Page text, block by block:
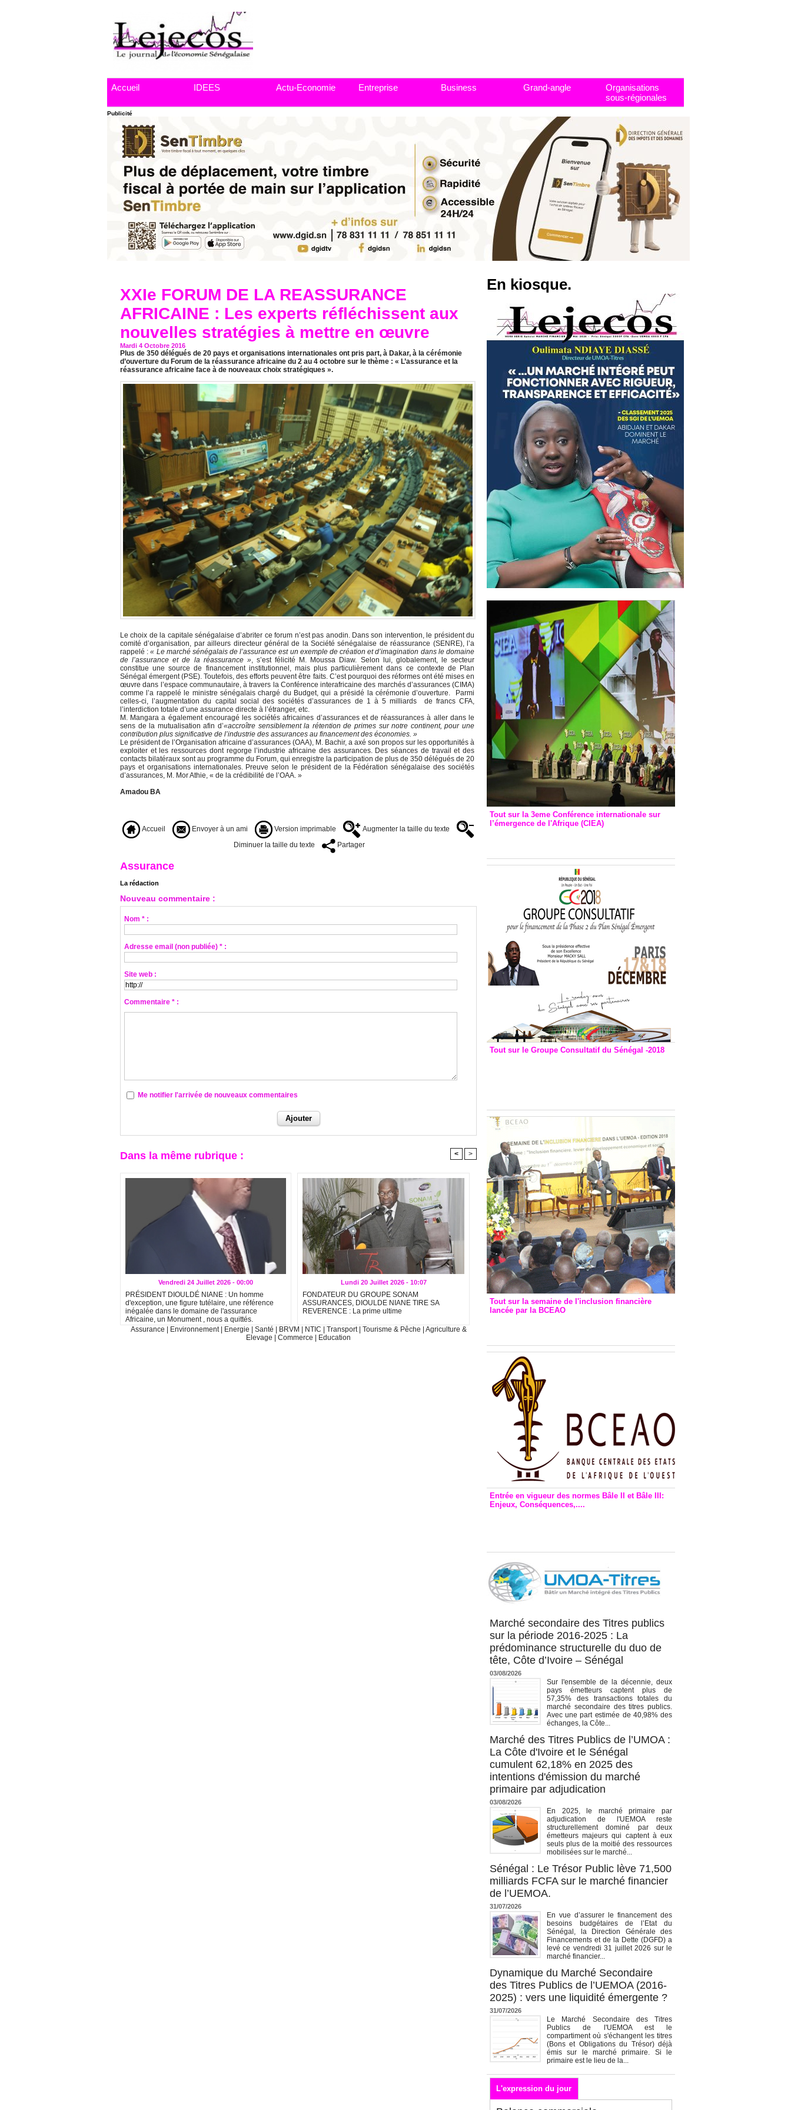
Accueil IDEES Actu-Economie Entreprise Business Grand-angle
Organisations
sous-régionales
Publicité
XXIe FORUM DE LA REASSURANCE
AFRICAINE : Les experts réfléchissent aux
nouvelles stratégies à mettre en œuvre
Mardi 4 Octobre 2016
Plus de 350 délégués de 20 pays et organisations internationales ont pris part, à Dakar, à la cérémonie
d’ouverture du Forum de la réassurance africaine du 2 au 4 octobre sur le thème : « L’assurance et la
réassurance africaine face à de nouveaux choix stratégiques ».
Le choix de la capitale sénégalaise d’abriter ce forum n’est pas anodin. Dans son intervention, le président du
comité d’organisation, par ailleurs directeur général de la Société sénégalaise de réassurance (SENRE), l’a
rappelé :« Le marché sénégalais de l’assurance est un exemple de création et d’imagination dans le domaine
de l’assurance et de la réassurance », s’est félicité M. Moussa Diaw. Selon lui, globalement, le secteur
constitue une source de financement institutionnel, mais plus particulièrement dans ce contexte de Plan
Sénégal émergent (PSE). Toutefois, des efforts peuvent être faits. C’est pourquoi des réformes ont été mises en
œuvre dans l’espace communautaire, à travers la Conférence interafricaine des marchés d’assurances (CIMA)
comme l’a rappelé le ministre sénégalais chargé du Budget, qui a présidé la cérémonie d’ouverture. Parmi
celles-ci, l’augmentation du capital social des sociétés d’assurances de 1 à 5 milliards de francs CFA,
l’interdiction totale d’une assurance directe à l’étranger, etc.
M. Mangara a également encouragé les sociétés africaines d’assurances et de réassurances à aller dans le
sens de la mutualisation afin d’«accroître sensiblement la rétention de primes sur notre continent, pour une
contribution plus significative de l’industrie des assurances au financement des économies. »
Le président de l’Organisation africaine d’assurances (OAA), M. Bachir, a axé son propos sur les opportunités à
exploiter et les ressources dont regorge l’industrie africaine des assurances. Des séances de travail et des
contacts bilatéraux sont au programme du Forum, qui enregistre la participation de plus de 350 délégués de 20
pays et organisations internationales. Preuve selon le président de la Fédération sénégalaise des sociétés
d’assurances, M. Mor Athie, « de la crédibilité de l’OAA. »
Amadou BA
Accueil Envoyer à un ami Version imprimable
Augmenter la taille du texte
Diminuer la taille du texte
Partager
Assurance
La rédaction
Nouveau commentaire :
Nom * :
Adresse email (non publiée) * :
Site web :
Commentaire * :
Me notifier l'arrivée de nouveaux commentaires
Dans la même rubrique : < >
Vendredi 24 Juillet 2026 - 00:00
PRÉSIDENT DIOULDÉ NIANE : Un homme
d'exception, une figure tutélaire, une référence
inégalée dans le domaine de l'assurance
Africaine, un Monument , nous a quittés.
Lundi 20 Juillet 2026 - 10:07
FONDATEUR DU GROUPE SONAM
ASSURANCES, DIOULDE NIANE TIRE SA
REVERENCE : La prime ultime
Assurance | Environnement | Energie | Santé | BRVM | NTIC | Transport | Tourisme & Pêche | Agriculture &
Elevage | Commerce | Education
En kiosque.
Tout sur la 3eme Conférence internationale sur
l’émergence de l'Afrique (CIEA)
Tout sur le Groupe Consultatif du Sénégal -2018
Tout sur la semaine de l'inclusion financière
lancée par la BCEAO
Entrée en vigueur des normes Bâle II et Bâle III:
Enjeux, Conséquences,....
Marché secondaire des Titres publics
sur la période 2016-2025 : La
prédominance structurelle du duo de
tête, Côte d’Ivoire – Sénégal
03/08/2026
Sur l'ensemble de la décennie, deux
pays émetteurs captent plus de
57,35% des transactions totales du
marché secondaire des titres publics.
Avec une part estimée de 40,98% des
échanges, la Côte...
Marché des Titres Publics de l’UMOA :
La Côte d'Ivoire et le Sénégal
cumulent 62,18% en 2025 des
intentions d'émission du marché
primaire par adjudication
03/08/2026
En 2025, le marché primaire par
adjudication de l'UEMOA reste
structurellement dominé par deux
émetteurs majeurs qui captent à eux
seuls plus de la moitié des ressources
mobilisées sur le marché...
Sénégal : Le Trésor Public lève 71,500
milliards FCFA sur le marché financier
de l’UEMOA.
31/07/2026
En vue d’assurer le financement des
besoins budgétaires de l’Etat du
Sénégal, la Direction Générale des
Financements et de la Dette (DGFD) a
levé ce vendredi 31 juillet 2026 sur le
marché financier...
Dynamique du Marché Secondaire
des Titres Publics de l’UEMOA (2016-
2025) : vers une liquidité émergente ?
31/07/2026
Le Marché Secondaire des Titres
Publics de l'UEMOA est le
compartiment où s'échangent les titres
(Bons et Obligations du Trésor) déjà
émis sur le marché primaire. Si le
primaire est le lieu de la...
L'expression du jour